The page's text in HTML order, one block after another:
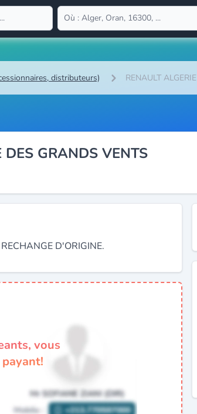
distributeurs) RENAULT ALGERIE
DES GRANDS VENTS
D'ORIGINE.
vous